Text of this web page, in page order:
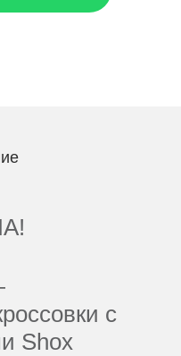
с
Shox